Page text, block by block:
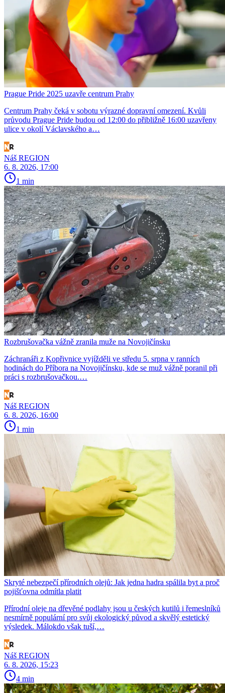
Prague Pride 2025 uzavře centrum Prahy
Centrum Prahy čeká v sobotu výrazné dopravní omezení. Kvůli
průvodu Prague Pride budou od 12:00 do přibližně 16:00 uzavřeny
ulice v okolí Václavského a…
Náš REGION
6. 8. 2026, 17:00
1 min
Rozbrušovačka vážně zranila muže na Novojičínsku
Záchranáři z Kopřivnice vyjížděli ve středu 5. srpna v ranních
hodinách do Příbora na Novojičínsku, kde se muž vážně poranil při
práci s rozbrušovačkou.…
Náš REGION
6. 8. 2026, 16:00
1 min
Skryté nebezpečí přírodních olejů: Jak jedna hadra spálila byt a proč
pojišťovna odmítla platit
Přírodní oleje na dřevěné podlahy jsou u českých kutilů i řemeslníků
nesmírně populární pro svůj ekologický původ a skvělý estetický
výsledek. Málokdo však tuší,…
Náš REGION
6. 8. 2026, 15:23
4 min